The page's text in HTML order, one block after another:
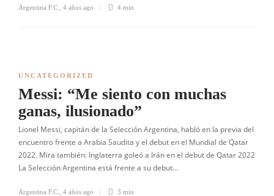
Argentina F.C. 4 años ago 4 min
UNCATEGORIZED
Messi: “Me siento con muchas
ganas, ilusionado”
Lionel Messi, capitán de la Selección Argentina, habló en la previa del
encuentro frente a Arabia Saudita y el debut en el Mundial de Qatar
2022. Mira también: Inglaterra goleó a Irán en el debut de Qatar 2022
La Selección Argentina está frente a su debut…
Argentina F.C. 4 años ago 3 min